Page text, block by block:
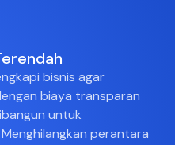
bisnis agar
biaya transparan
untuk
perantara